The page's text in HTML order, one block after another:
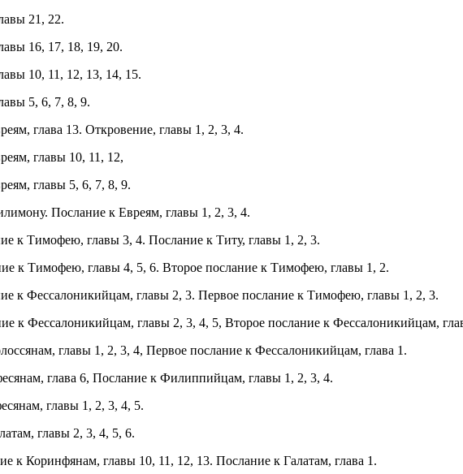
21, 22.
16, 17, 18, 19, 20.
10, 11, 12, 13, 14, 15.
5, 6, 7, 8, 9.
глава 13. Откровение, главы 1, 2, 3, 4.
главы 10, 11, 12,
главы 5, 6, 7, 8, 9.
Послание к Евреям, главы 1, 2, 3, 4.
к Тимофею, главы 3, 4. Послание к Титу, главы 1, 2, 3.
к Тимофею, главы 4, 5, 6. Второе послание к Тимофею, главы 1, 2.
к Фессалоникийцам, главы 2, 3. Первое послание к Тимофею, главы 1, 2, 3.
к Фессалоникийцам, главы 2, 3, 4, 5, Второе послание к Фессалоникийцам,
главы 1, 2, 3, 4, Первое послание к Фессалоникийцам, глава 1.
глава 6, Послание к Филиппийцам, главы 1, 2, 3, 4.
главы 1, 2, 3, 4, 5.
главы 2, 3, 4, 5, 6.
к Коринфянам, главы 10, 11, 12, 13. Послание к Галатам, глава 1.